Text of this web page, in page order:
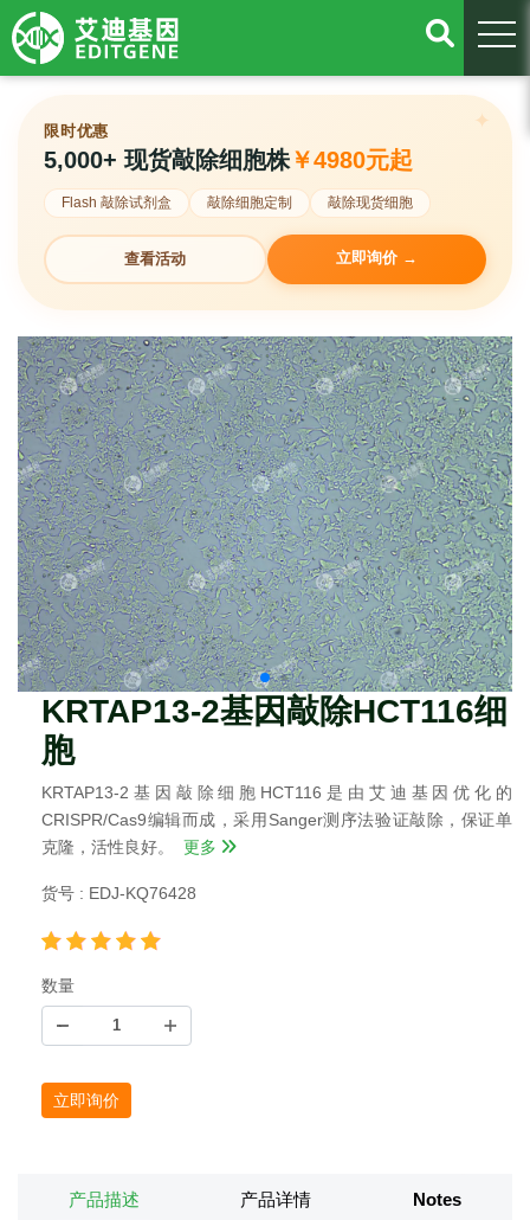
限时优惠
5,000+ 现货敲除细胞株￥4980元起
Flash 敲除试剂盒 敲除细胞定制 敲除现货细胞
查看活动 立即询价 →
KRTAP13-2基因敲除HCT116细
胞
KRTAP13-2基因敲除细胞HCT116是由艾迪基因优化的
CRISPR/Cas9编辑而成，采用Sanger测序法验证敲除，保证单
克隆，活性良好。
更多
货号 : EDJ-KQ76428
数量
立即询价
产品描述 产品详情 Notes